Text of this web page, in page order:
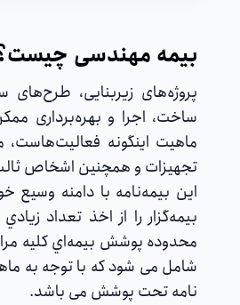
بیمه مهندسی
پروژه‌های زیربنایی‌،
ساخت، اجرا و بهره‌برداری
ماهیت اینگونه
تجهیزات و همچنین اشخاص
این بیمه‌نامه با دامنه
بيمه‌گزار را از اخذ تعداد
محدوده پوشش بيمه‌اي کلیه
شامل می شود که با توجه به
نامه تحت پوشش می باشد.